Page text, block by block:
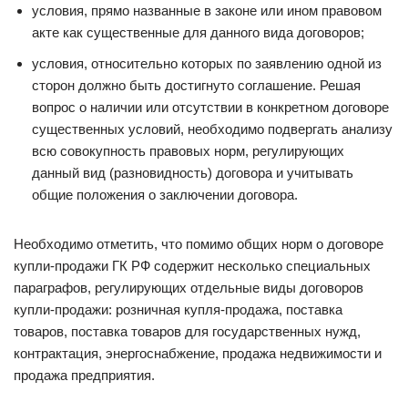
условия, прямо названные в законе или ином правовом
акте как существенные для данного вида договоров;
условия, относительно которых по заявлению одной из
сторон должно быть достигнуто соглашение. Решая
вопрос о наличии или отсутствии в конкретном договоре
существенных условий, необходимо подвергать анализу
всю совокупность правовых норм, регулирующих
данный вид (разновидность) договора и учитывать
общие положения о заключении договора.
Необходимо отметить, что помимо общих норм о договоре
купли-продажи ГК РФ содержит несколько специальных
параграфов, регулирующих отдельные виды договоров
купли-продажи: розничная купля-продажа, поставка
товаров, поставка товаров для государственных нужд,
контрактация, энергоснабжение, продажа недвижимости и
продажа предприятия.